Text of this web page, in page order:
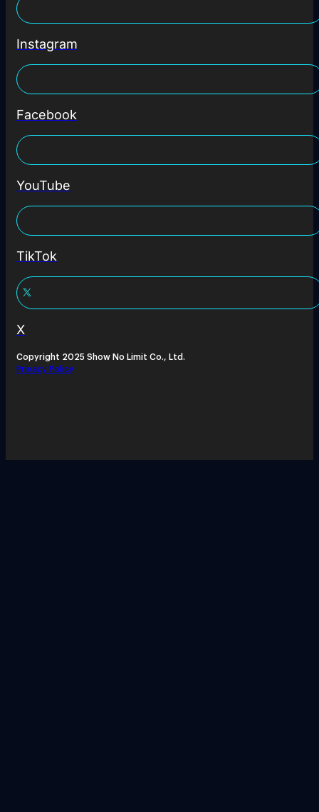
Instagram
Facebook
YouTube
TikTok
X
Copyright 2025 Show No Limit Co., Ltd.
Privacy Policy